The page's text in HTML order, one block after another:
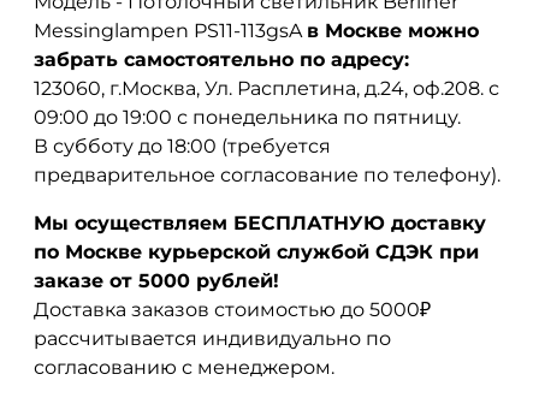
Messinglampen PS11-113gsA в Москве можно
забрать самостоятельно по адресу:
123060, г.Москва, Ул. Расплетина, д.24, оф.208. с
09:00 до 19:00 с понедельника по пятницу.
В субботу до 18:00 (требуется
предварительное согласование по телефону).
Мы осуществляем БЕСПЛАТНУЮ доставку
по Москве курьерской службой СДЭК при
заказе от 5000 рублей!
Доставка заказов стоимостью до 5000₽
рассчитывается индивидуально по
согласованию с менеджером.